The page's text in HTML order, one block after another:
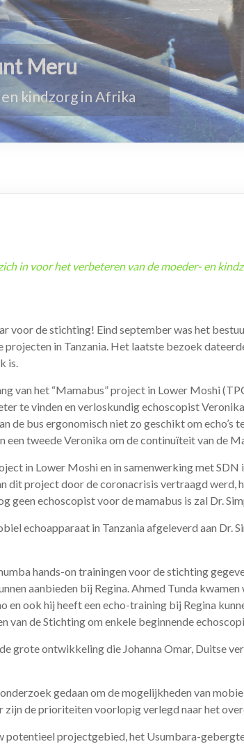
in voor het verbeteren van de moeder- en
voor de stichting! Eind september was het
in Tanzania. Het laatste bezoek
is.
van het “Mamabus” project in Lower Moshi
te vinden en verloskundig echoscopist
de bus ergonomisch niet zo geschikt om
een tweede Veronika om de continuïteit van de
in Lower Moshi en in samenwerking met
dit project door de coronacrisis vertraagd werd,
geen echoscopist voor de mamabus is zal Dr.
echoapparaat in Tanzania afgeleverd aan
hands-on trainingen voor de stichting
aanbieden bij Regina. Ahmed Tunda
en ook hij heeft een echo-training bij Regina
van de Stichting om enkele beginnende
grote ontwikkeling die Johanna Omar, Duitse
gedaan om de mogelijkheden van
zijn de prioriteiten voorlopig verlegd naar het
potentieel projectgebied, het Usumbara-